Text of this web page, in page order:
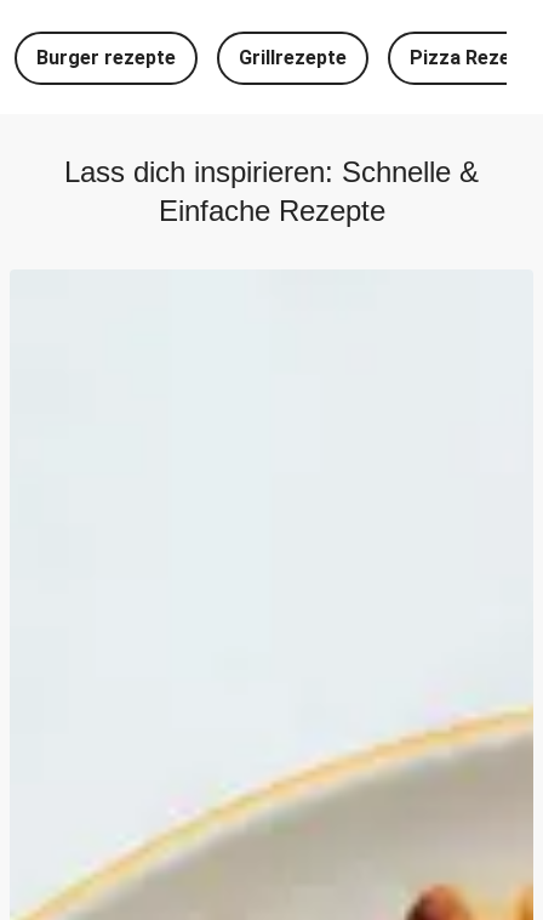
Burger rezepte Grillrezepte Pizza Rezepte
Lass dich inspirieren: Schnelle &
Einfache Rezepte